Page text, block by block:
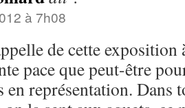
à 7h08
de cette
pace que peut-être
en représentation. Dans